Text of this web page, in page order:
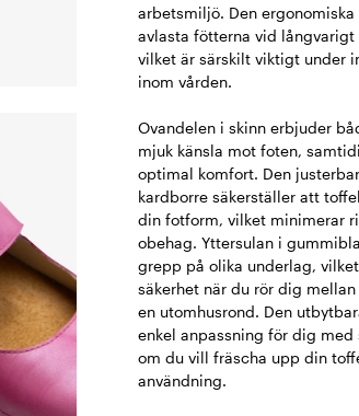
arbetsmiljö. Den
avlasta fötterna vid
vilket är särskilt viktigt under
inom vården.
Ovandelen i skinn erbjuder
mjuk känsla mot foten,
optimal komfort. Den
kardborre säkerställer att
din fotform, vilket minimerar
obehag. Yttersulan i
grepp på olika underlag,
säkerhet när du rör dig
en utomhusrond. Den
enkel anpassning för dig
om du vill fräscha upp din
användning.